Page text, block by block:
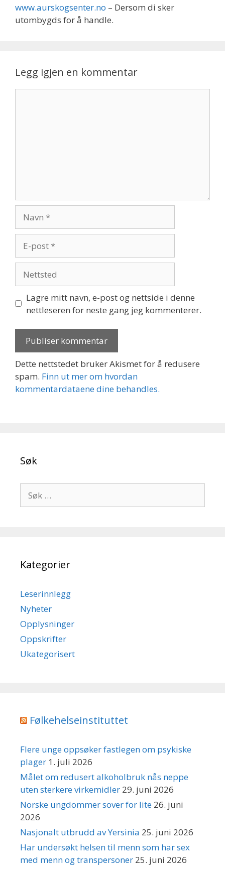
www.aurskogsenter.no – Dersom di sker
utombygds for å handle.
Legg igjen en kommentar
post
Lagre mitt navn, e-post og nettside i denne
nettleseren for neste gang jeg kommenterer.
Dette nettstedet bruker Akismet for å redusere
spam. Finn ut mer om hvordan
kommentardataene dine behandles.
Søk
etter:
Kategorier
Leserinnlegg
Nyheter
Opplysninger
Oppskrifter
Ukategorisert
Følkehelseinstituttet
Flere unge oppsøker fastlegen om psykiske
plager 1. juli 2026
Målet om redusert alkoholbruk nås neppe
uten sterkere virkemidler 29. juni 2026
Norske ungdommer sover for lite 26. juni
2026
Nasjonalt utbrudd av Yersinia 25. juni 2026
Har undersøkt helsen til menn som har sex
med menn og transpersoner 25. juni 2026